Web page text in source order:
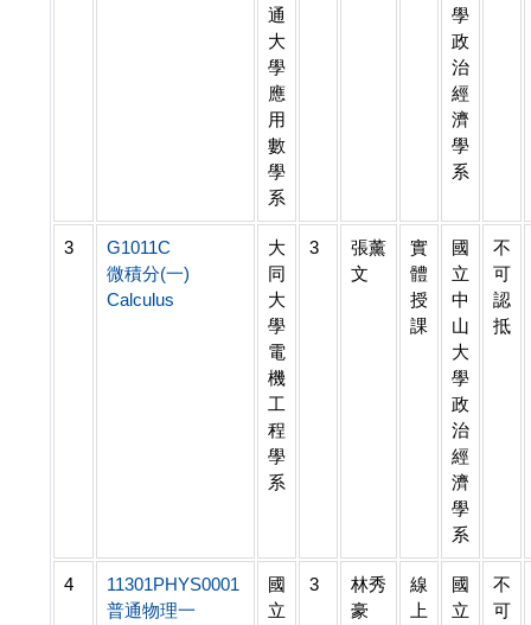
通
大
學
應
用
數
學
系
學
政
治
經
濟
學
系
3
G1011C
微積分(一)
Calculus
大
同
大
學
電
機
工
程
學
系
3
張薰
文
實
體
授
課
國
立
中
山
大
學
政
治
經
濟
學
系
不
可
認
抵
4
11301PHYS0001
普通物理一
國
立
3
林秀
豪
線
上
國
立
不
可